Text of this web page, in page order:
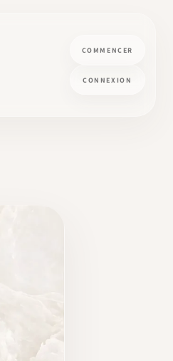
COMMENCER
CONNEXION